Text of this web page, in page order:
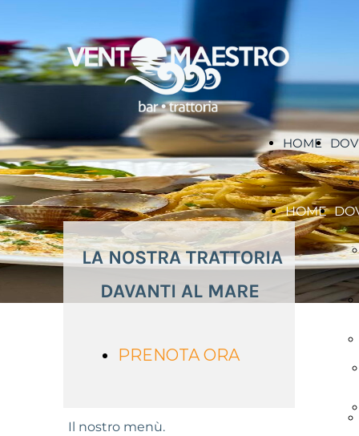
HOME
HOME
LA NOSTRA TRATTORIA
DAVANTI AL MARE
PRENOTA ORA
Il nostro menù.